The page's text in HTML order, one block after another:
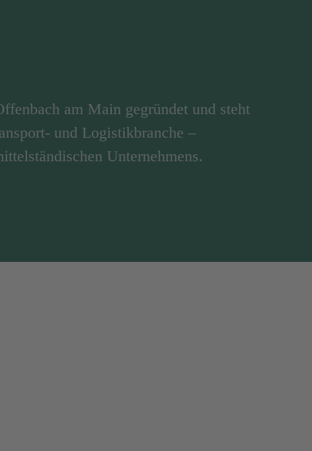
am Main gegründet und steht
und Logistikbranche –
Unternehmens.